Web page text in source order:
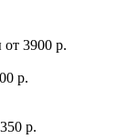
от 3900 р.
р.
р.